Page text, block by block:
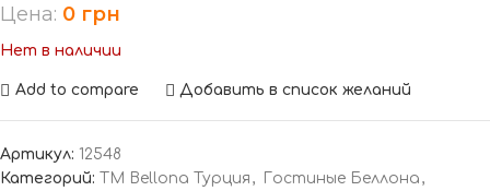
Цена: 0 грн
Нет в наличии
Add to compare Добавить в список желаний
Артикул: 12548
Категорий:
TM Bellona Турция , Гостиные Беллона ,